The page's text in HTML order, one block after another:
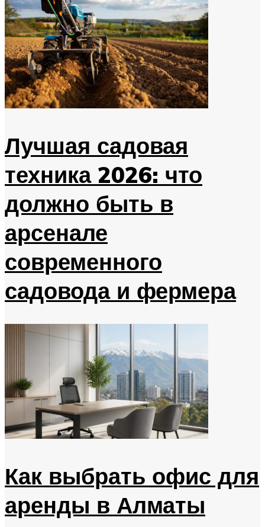
Лучшая садовая
техника 2026: что
должно быть в
арсенале
современного
садовода и фермера
Как выбрать офис для
аренды в Алматы